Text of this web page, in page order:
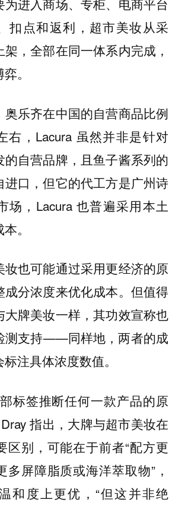
为进入商场、专柜、电商平台
扣点和返利，超市美妆从采
，全部在同一体系内完成，
。
奥乐齐在中国的自营商品比例
右，Lacura 虽然并非是针对
的自营品牌，且鱼子酱系列的
进口，但它的代工方是广州诗
场，Lacura 也普遍采用本土
。
妆也可能通过采用更经济的原
成分浓度来优化成本。但值得
大牌美妆一样，其功效宣称也
测支持——同样地，两者的成
注具体浓度数值。
标签推断任何一款产品的原
指出，大牌与超市美妆在
区别，可能在于前者“配方更
多屏障脂质或海洋萃取物”，
和度上更优，“但这并非绝